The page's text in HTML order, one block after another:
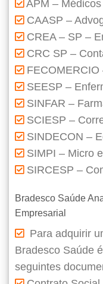
APM – Médicos
CAASP –
CREA – SP –
CRC SP –
SEESP –
SINFAR –
SCIESP –
SINDECON –
SIMPI – Micro
SIRCESP –
Bradesco Saúde
Empresarial
Para adquirir
Bradesco Saúde
seguintes